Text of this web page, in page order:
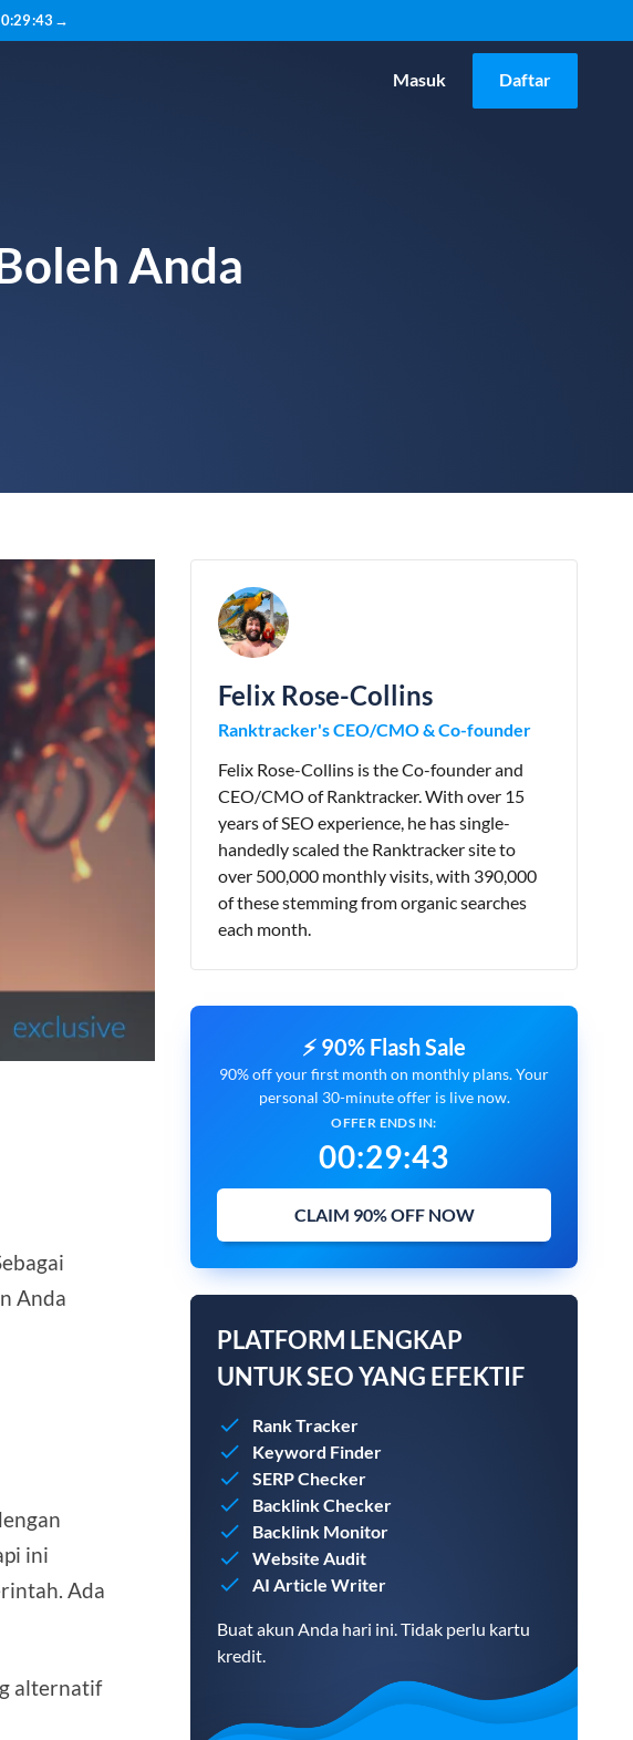
:29:42 →
Masuk Daftar
Anda
Anda
ini
Ada
alternatif
Felix Rose-Collins
Ranktracker's CEO/CMO & Co-founder
Felix Rose-Collins is the Co-founder and
CEO/CMO of Ranktracker. With over 15
years of SEO experience, he has single-
handedly scaled the Ranktracker site to
over 500,000 monthly visits, with 390,000
of these stemming from organic searches
each month.
⚡ 90% Flash Sale
90% off your first month on monthly plans. Your
personal 30-minute offer is live now.
OFFER ENDS IN:
00:29:42
CLAIM 90% OFF NOW
PLATFORM LENGKAP
UNTUK SEO YANG EFEKTIF
Rank Tracker
Keyword Finder
SERP Checker
Backlink Checker
Backlink Monitor
Website Audit
AI Article Writer
Buat akun Anda hari ini. Tidak perlu kartu
kredit.